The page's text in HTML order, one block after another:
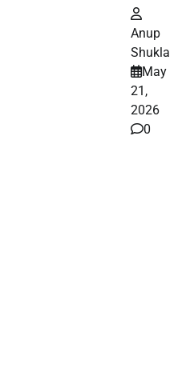
Anup
Shukla
May
21,
2026
0